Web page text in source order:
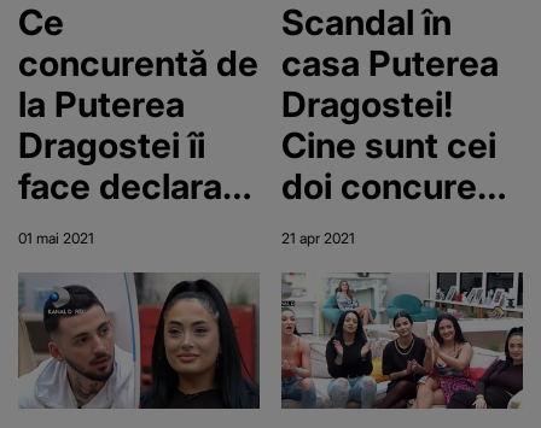
Ce
concurentă de
la Puterea
Dragostei îi
face declarații
neașteptate
lui Comănici?
„Eu te
iubesc!”
01 mai 2021
Scandal în
casa Puterea
Dragostei!
Cine sunt cei
doi concurenți
care au sărit la
bătaie
21 apr 2021